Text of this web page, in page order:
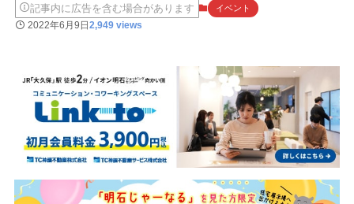
記事内に広告を含む場合があります イベント
2022年6月9日2,949 views